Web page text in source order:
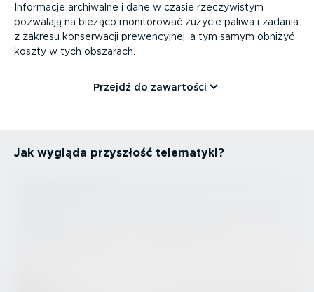
Informacje archiwalne i dane w czasie rzeczy­wistym
pozwalają na bieżąco monitorować zużycie paliwa i zadania
z zakresu konserwacji prewen­cyjnej, a tym samym obniżyć
koszty w tych obszarach.
Przejdź do zawartości
Jak wygląda przyszłość telematyki?